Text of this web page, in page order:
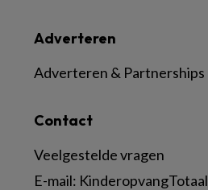
Contact
Veelgestelde vragen
E-mail: KinderopvangTotaal
Adverteren
Adverteren & Partnerships